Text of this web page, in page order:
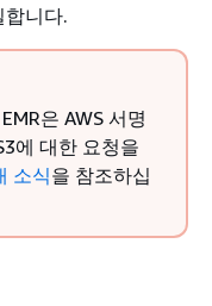
합니다.
은 AWS 서명
에 대한 요청을
소식을 참조하십